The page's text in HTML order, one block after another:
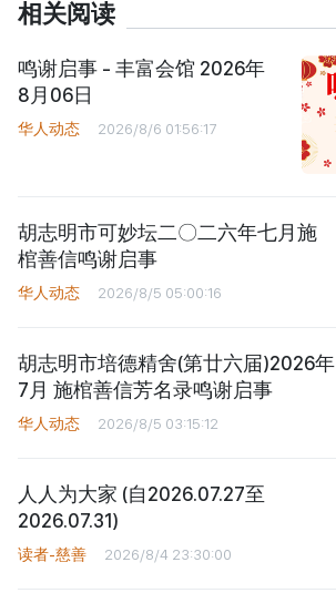
相关阅读
鸣谢启事 - 丰富会馆 2026年
8月06日
华人动态 2026/8/6 01:56:17
胡志明市可妙坛二〇二六年七月施
棺善信鸣谢启事
华人动态 2026/8/5 05:00:16
胡志明市培德精舍(第廿六届)2026年
7月 施棺善信芳名录鸣谢启事
华人动态 2026/8/5 03:15:12
人人为大家 (自2026.07.27至
2026.07.31)
读者-慈善 2026/8/4 23:30:00